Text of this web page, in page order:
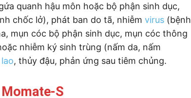
quanh hậu môn hoặc bộ phận sinh dục,
chốc lở), phát ban do tã, nhiễm virus (bệnh
mụn cóc bộ phận sinh dục, mụn cóc thông
nhiễm ký sinh trùng (nấm da, nấm
, thủy đậu, phản ứng sau tiêm chủng.
S